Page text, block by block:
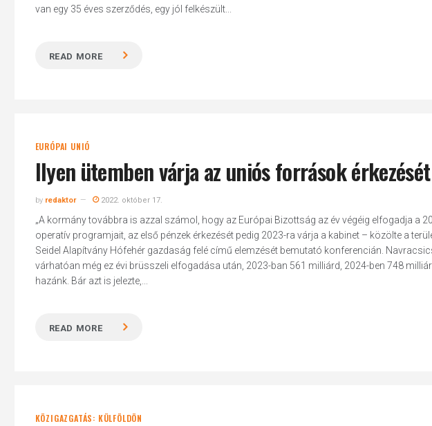
van egy 35 éves szerződés, egy jól felkészült...
READ MORE
EURÓPAI UNIÓ
Ilyen ütemben várja az uniós források
by redaktor 2022. október 17.
„A kormány továbbra is azzal számol, hogy az Európai Bizottság az év végéig elfogadja a
operatív programjait, az első pénzek érkezését pedig 2023-ra várja a kabinet – közölte a
Seidel Alapítvány Hófehér gazdaság felé című elemzését bemutató konferencián.
várhatóan még ez évi brüsszeli elfogadása után, 2023-ban 561 milliárd, 2024-ben 748
hazánk. Bár azt is jelezte,...
READ MORE
KÖZIGAZGATÁS: KÜLFÖLDÖN